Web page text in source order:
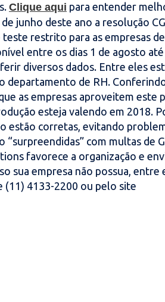
Clique aqui para entender
junho deste ano a resolução
restrito para as empresas
entre os dias 1 de agosto
diversos dados. Entre eles
departamento de RH.
as empresas aproveitem este
esteja valendo em 2018.
estão corretas, evitando
com multas de
favorece a organização e
sua empresa não possua,
4133-2200 ou pelo site